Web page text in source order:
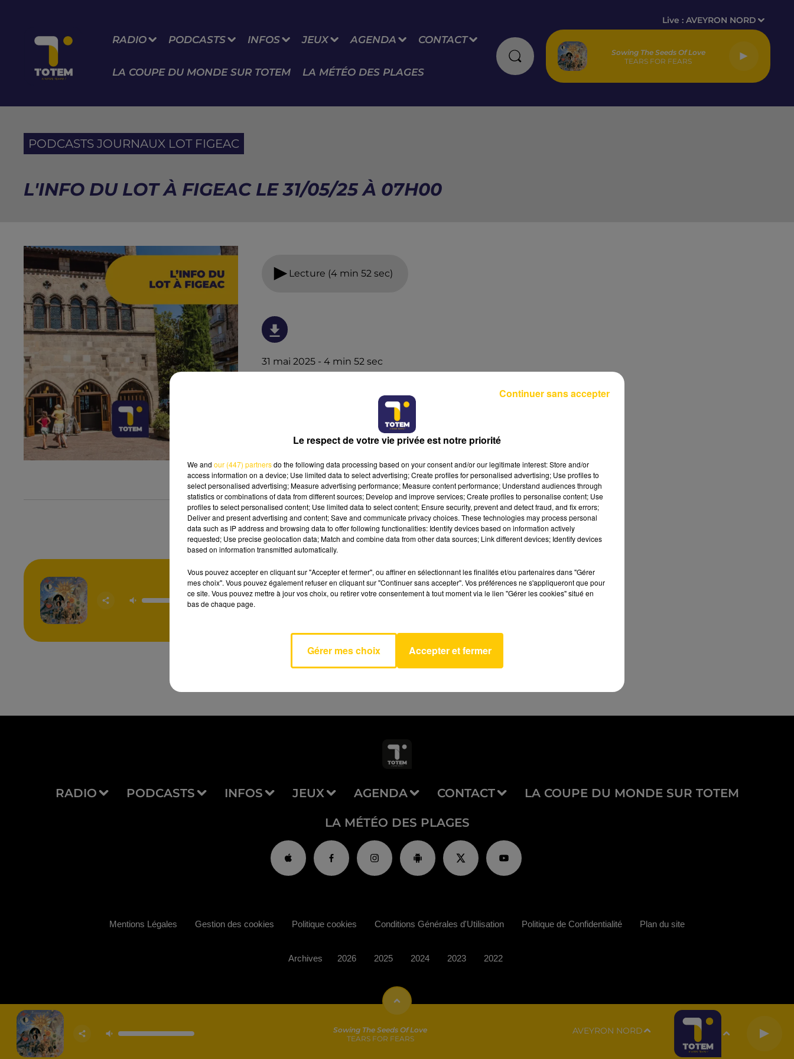
RADIO PODCASTS INFOS JEUX AGENDA CONTACT
LA COUPE DU MONDE SUR TOTEM LA MÉTÉO DES PLAGES
Live :AVEYRON NORD
Sowing The Seeds Of Love
TEARS FOR FEARS
PODCASTS JOURNAUX LOT FIGEAC
L'INFO DU LOT À FIGEAC LE 31/05/25 À 07H00
Lecture (4 min 52 sec)
31 mai 2025 - 4 min 52 sec
Sowing The
Seeds Of Love
TEARS FOR
AVEYRON NORD
RADIO PODCASTS INFOS JEUX AGENDA CONTACT LA COUPE DU MONDE SUR TOTEM
LA MÉTÉO DES PLAGES
Sowing The Seeds Of Love
TEARS FOR FEARS
AVEYRON NORD
Mentions Légales Gestion des cookies Politique cookies Conditions Générales d'Utilisation Politique de Confidentialité Plan du site
Archives 2026 2025 2024 2023 2022
Le respect de votre vie privée est notre priorité
We and our (447) partnersdo the following data processing based on your consent and/or our legitimate interest: Store and/or
access information on a device; Use limited data to select advertising; Create profiles for personalised advertising; Use profiles to
select personalised advertising; Measure advertising performance; Measure content performance; Understand audiences through
statistics or combinations of data from different sources; Develop and improve services; Create profiles to personalise content; Use
profiles to select personalised content; Use limited data to select content; Ensure security, prevent and detect fraud, and fix errors;
Deliver and present advertising and content; Save and communicate privacy choices. These technologies may process personal
data such as IP address and browsing data to offer following functionalities: Identify devices based on information actively
requested; Use precise geolocation data; Match and combine data from other data sources; Link different devices; Identify devices
based on information transmitted automatically.
Vous pouvez accepter en cliquant sur "Accepter et fermer", ou affiner en sélectionnant les finalités et/ou partenaires dans "Gérer
mes choix". Vous pouvez également refuser en cliquant sur "Continuer sans accepter". Vos préférences ne s'appliqueront que pour
ce site. Vous pouvez mettre à jour vos choix, ou retirer votre consentement à tout moment via le lien "Gérer les cookies" situé en
bas de chaque page.
Gérer mes choix Accepter et fermer
Continuer sans accepter